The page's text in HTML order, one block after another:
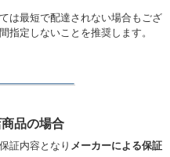
は最短で配達されない場合もござ
指定しないことを推奨します。
品の場合
証内容となり メーカーによる保証